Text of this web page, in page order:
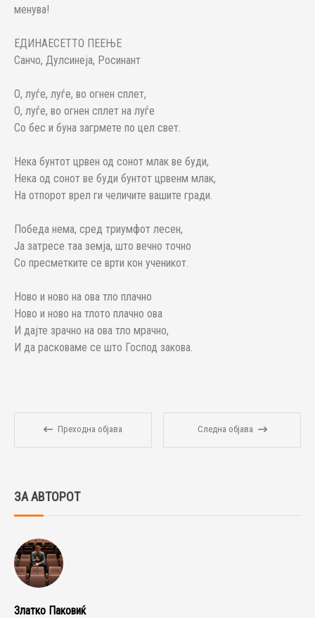
менува!
ЕДИНАЕСЕТТО ПЕЕЊЕ
Санчо, Дулсинеја, Росинант
О, луѓе, луѓе, во огнен сплет,
О, луѓе, во огнен сплет на луѓе
Со бес и буна загрмете по цел свет.
Нека бунтот црвен од сонот млак ве буди,
Нека од сонот ве буди бунтот црвенм млак,
На отпорот врел ги челичите вашите гради.
Победа нема, сред триумфот лесен,
Ја затресе таа земја, што вечно точно
Со пресметките се врти кон ученикот.
Ново и ново на ова тло плачно
Ново и ново на тлото плачно ова
И дајте зрачно на ова тло мрачно,
И да расковаме се што Господ закова.
Преходна објава Следна објава
ЗА АВТОРОТ
Златко Паковиќ